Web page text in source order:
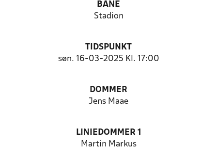
BANE
Stadion
TIDSPUNKT
søn. 16-03-2025 Kl. 17:00
DOMMER
Jens Maae
LINIEDOMMER 1
Martin Markus